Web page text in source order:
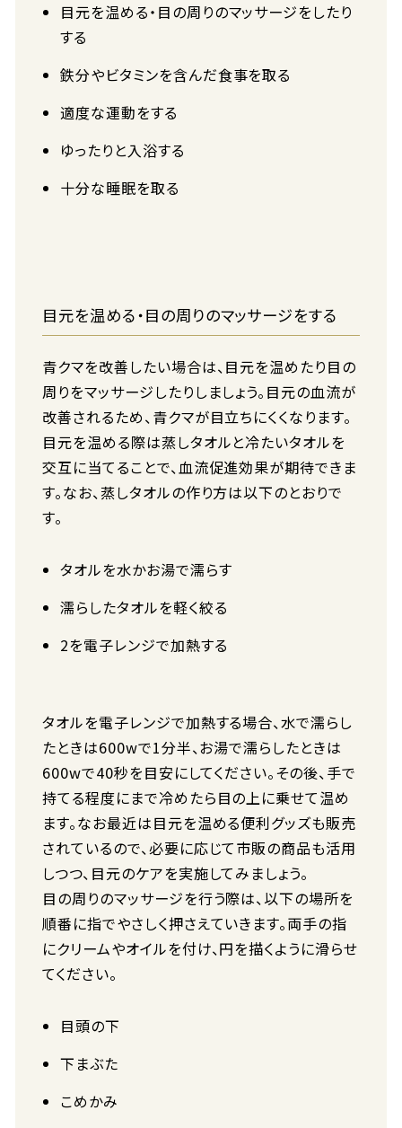
目元を温める・目の周りのマッサージをしたり
する
鉄分やビタミンを含んだ食事を取る
適度な運動をする
ゆったりと入浴する
十分な睡眠を取る
目元を温める・目の周りのマッサージをする
青クマを改善したい場合は、目元を温めたり目の
周りをマッサージしたりしましょう。目元の血流が
改善されるため、青クマが目立ちにくくなります。
目元を温める際は蒸しタオルと冷たいタオルを
交互に当てることで、血流促進効果が期待できま
す。なお、蒸しタオルの作り方は以下のとおりで
す。
タオルを水かお湯で濡らす
濡らしたタオルを軽く絞る
2を電子レンジで加熱する
タオルを電子レンジで加熱する場合、水で濡らし
たときは600wで1分半、お湯で濡らしたときは
600wで40秒を目安にしてください。その後、手で
持てる程度にまで冷めたら目の上に乗せて温め
ます。なお最近は目元を温める便利グッズも販売
されているので、必要に応じて市販の商品も活用
しつつ、目元のケアを実施してみましょう。
目の周りのマッサージを行う際は、以下の場所を
順番に指でやさしく押さえていきます。両手の指
にクリームやオイルを付け、円を描くように滑らせ
てください。
目頭の下
下まぶた
こめかみ